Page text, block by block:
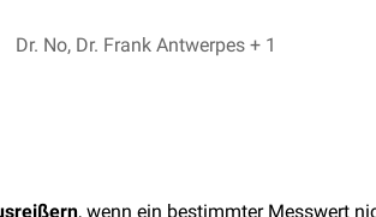
Dr. No, Dr. Frank Antwerpes + 1
, wenn ein bestimmter Messwert